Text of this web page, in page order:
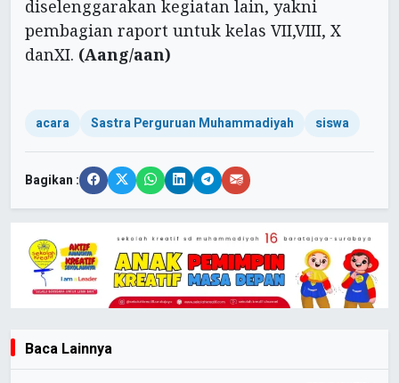
diselenggarakan kegiatan lain, yakni
pembagian raport untuk kelas VII,VIII, X
danXI. (Aang/aan)
acara Sastra Perguruan Muhammadiyah siswa
Bagikan :
Baca Lainnya